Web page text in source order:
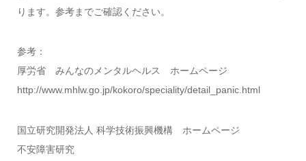
ります。参考までご確認ください。
参考：
厚労省 みんなのメンタルヘルス ホームページ
http://www.mhlw.go.jp/kokoro/speciality/detail_panic.html
国立研究開発法人 科学技術振興機構 ホームページ
不安障害研究